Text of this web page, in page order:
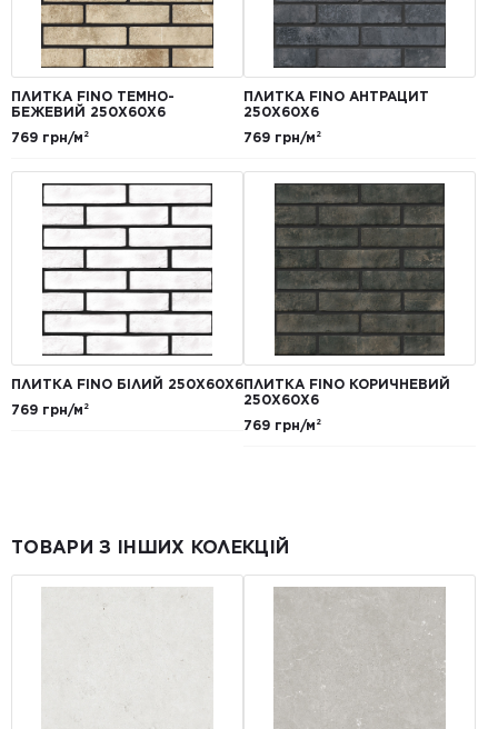
ПЛИТКА FINO ТЕМНО-
БЕЖЕВИЙ 250Х60Х6
769 грн/м²
ПЛИТКА FINO АНТРАЦИТ
250Х60Х6
769 грн/м²
ПЛИТКА FINO БІЛИЙ 250Х60Х6
769 грн/м²
ПЛИТКА FINO КОРИЧНЕВИЙ
250Х60Х6
769 грн/м²
ТОВАРИ З ІНШИХ КОЛЕКЦІЙ